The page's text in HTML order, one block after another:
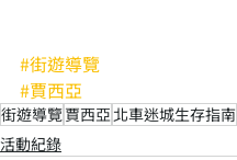
#街遊導覽
#賈西亞
街遊導覽賈西亞北車迷城生存指南
活動紀錄